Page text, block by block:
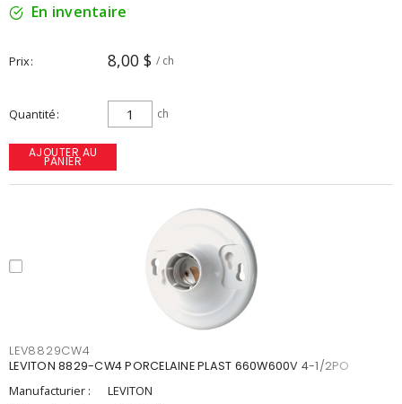
En inventaire
Prix 8,00 $ / ch
Quantité ch
AJOUTER AU
PANIER
LEV8829CW4
LEVITON 8829-CW4 PORCELAINE PLAST 660W600V 4-1/2PO
Manufacturier :
LEVITON